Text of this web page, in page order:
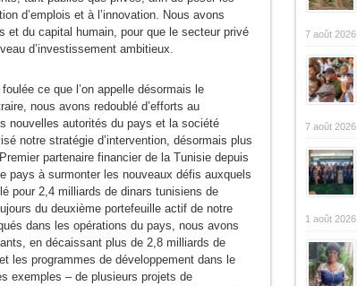
d’emplois et à l’innovation. Nous avons
et du capital humain, pour que le secteur privé
d’investissement ambitieux.
ce que l’on appelle désormais le
nous avons redoublé d’efforts au
nouvelles autorités du pays et la société
notre stratégie d’intervention, désormais plus
partenaire financier de la Tunisie depuis
pays à surmonter les nouveaux défis auxquels
pour 2,4 milliards de dinars tunisiens de
du deuxième portefeuille actif de notre
dans les opérations du pays, nous avons
en décaissant plus de 2,8 milliards de
les programmes de développement dans le
exemples – de plusieurs projets de
7 août 2026
7 août 2026
1 août 2026